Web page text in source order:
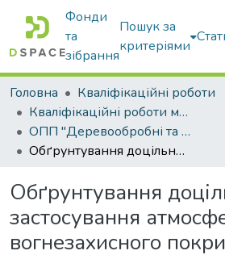
Фонди
та
зібрання
Пошук за
критеріями
Головна
Кваліфікаційні роботи
Кваліфікаційні роботи магістрів
ОПП "Деревообробні та меблеві технології"
Обґрунтування доцільності застосування атмосферостійкого вогнезахисного покриття для зовнішніх поверхонь модульних будинків
Обґрунтування
застосування
вогнезахисного